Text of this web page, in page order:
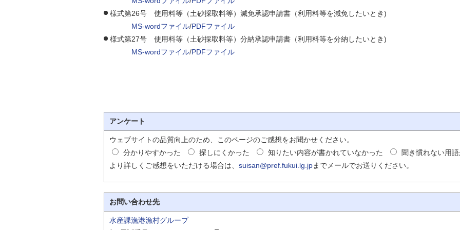
様式第26号 使用料等（土砂採取料等）減免承認申請書（利用料等を減免したいとき)
MS-wordファイル/PDFファイル
様式第27号 使用料等（土砂採取料等）分納承認申請書（利用料等を分納したいとき)
MS-wordファイル/PDFファイル
アンケート
ウェブサイトの品質向上のため、このページのご感想をお聞かせください。
分かりやすかった
探しにくかった 知りたい内容が書かれていなかった
聞き慣れない用
より詳しくご感想をいただける場合は、 suisan@pref.fukui.lg.jpまでメールでお送りください。
お問い合わせ先
水産課漁港漁村グループ